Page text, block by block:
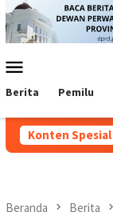
Loncat
ke
konten
Mobile
Berita Pemilu
Konten Spesial
Idrus
Beranda Berita